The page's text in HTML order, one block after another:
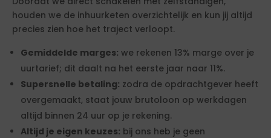
houden we de inhuurketen overzichtelijk en kun jij altijd
precies zien hoe het traject verloopt.
Gemiddelde marges: we rekenen 13% marge over je
uurtarief; dit daalt na het eerste jaar naar 11%.
Supersnelle betaling: zodra de opdrachtgever heeft
overgemaakt, staat jouw brutoloon op werkdagen
altijd binnen 24 uur op je rekening.
Altijd je eigen keuzes: bij ons heb je geen